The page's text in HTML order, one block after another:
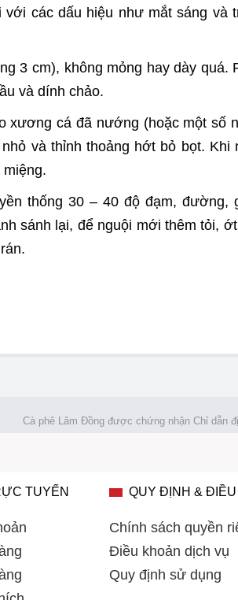
các dấu hiệu như mắt sáng và
3 cm), không mỏng hay dày quá.
và dính chảo.
xương cá đã nướng (hoặc một số
và thỉnh thoảng hớt bỏ bọt. Khi
thống 30 – 40 độ đạm, đường,
sánh lại, để nguội mới thêm tỏi,
Cà phê Lâm Đồng được chứng nhận Chỉ dẫn
TUYẾN QUY ĐỊNH & ĐIỀU
Chính sách quyền
Điều khoản dịch vụ
Quy định sử dụng